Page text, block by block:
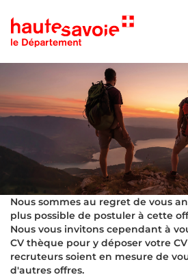
Nous sommes au regret de vous
plus possible de postuler à cette
Nous vous invitons cependant à
CV thèque pour y déposer votre
recruteurs soient en mesure de
d'autres offres.